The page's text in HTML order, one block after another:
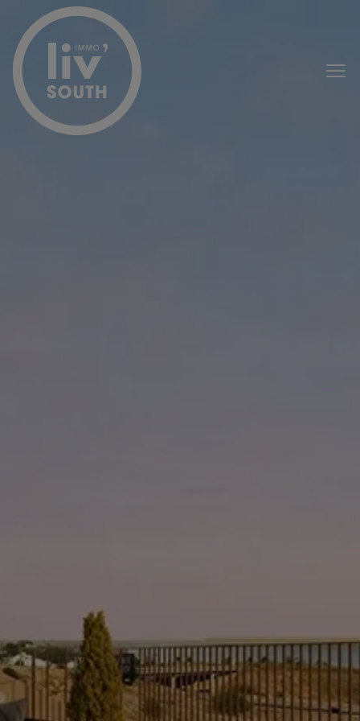
Passer le menu et aller au contenu